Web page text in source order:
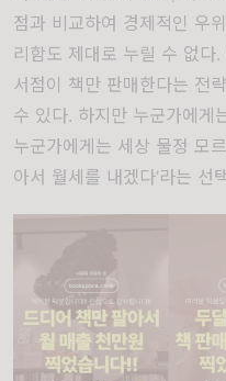
점과 비교하여 경제적인 우
리함도 제대로 누릴 수 없다.
서점이 책만 판매한다는 전
수 있다. 하지만 누군가에게
누군가에게는 세상 물정 모
아서 월세를 내겠다’라는 선